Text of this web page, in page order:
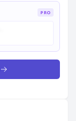
PRO